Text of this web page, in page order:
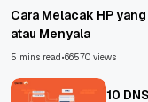
Cara Melacak HP
atau Menyala
5 mins read•66570 views
10